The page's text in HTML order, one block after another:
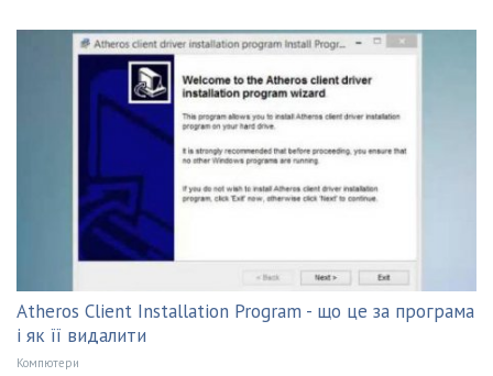
Atheros Client Installation Program - що це за програма
і як її видалити
Компютери